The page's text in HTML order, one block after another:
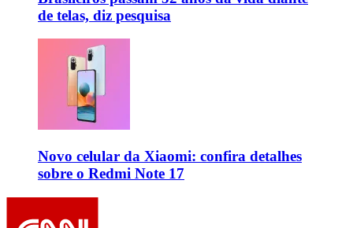
de telas, diz pesquisa
Novo celular da Xiaomi: confira detalhes
sobre o Redmi Note 17